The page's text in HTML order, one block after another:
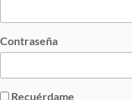
Contraseña
Recuérdame